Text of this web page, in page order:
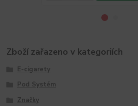
Zboží zařazeno v kategoriích
E-cigarety
Pod Systém
Značky